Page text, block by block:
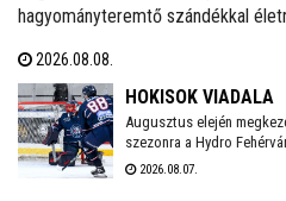
hagyományteremtő szándékkal
míg a férfiaknál a Veszprém és a
világklasszis csapatokat
kaphatók!
2026.08.08.
HOKISOK VIADALA
Augusztus elején
szezonra a Hydro
edzéseken részt vesz a
2026.08.07.